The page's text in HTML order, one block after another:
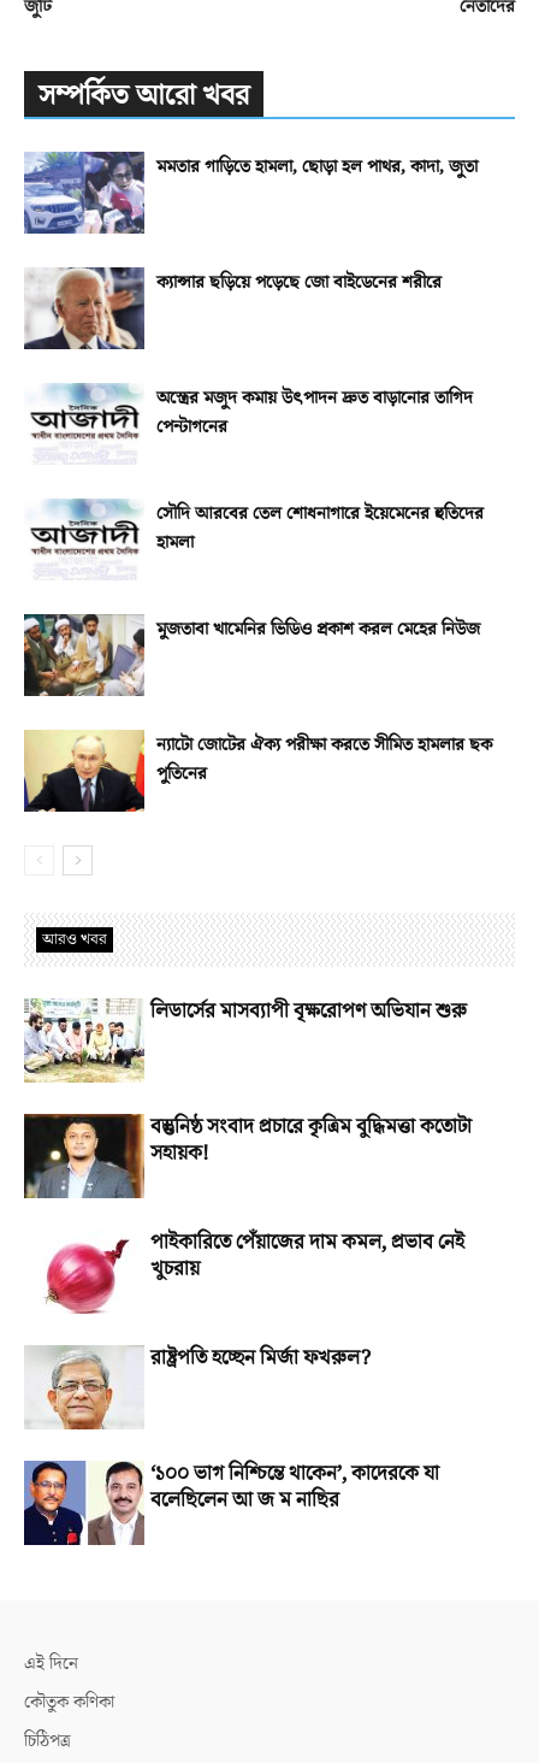
জুটি নেতাদের
সম্পর্কিত আরো খবর
মমতার গাড়িতে হামলা, ছোড়া হল পাথর, কাদা, জুতা
ক্যান্সার ছড়িয়ে পড়েছে জো বাইডেনের শরীরে
অস্ত্রের মজুদ কমায় উৎপাদন দ্রুত বাড়ানোর তাগিদ
পেন্টাগনের
সৌদি আরবের তেল শোধনাগারে ইয়েমেনের হুতিদের
হামলা
মুজতাবা খামেনির ভিডিও প্রকাশ করল মেহের নিউজ
ন্যাটো জোটের ঐক্য পরীক্ষা করতে সীমিত হামলার ছক
পুতিনের
আরও খবর
লিডার্সের মাসব্যাপী বৃক্ষরোপণ অভিযান শুরু
বস্তুনিষ্ঠ সংবাদ প্রচারে কৃত্রিম বুদ্ধিমত্তা কতোটা
সহায়ক!
পাইকারিতে পেঁয়াজের দাম কমল, প্রভাব নেই
খুচরায়
রাষ্ট্রপতি হচ্ছেন মির্জা ফখরুল?
‘১০০ ভাগ নিশ্চিন্তে থাকেন’, কাদেরকে যা
বলেছিলেন আ জ ম নাছির
এই দিনে
কৌতুক কণিকা
চিঠিপত্র